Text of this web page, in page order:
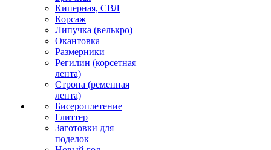
Киперная, СВЛ
Корсаж
Липучка (велькро)
Окантовка
Размерники
Регилин (корсетная
лента)
Стропа (ременная
лента)
Бисероплетение
Глиттер
Заготовки для
поделок